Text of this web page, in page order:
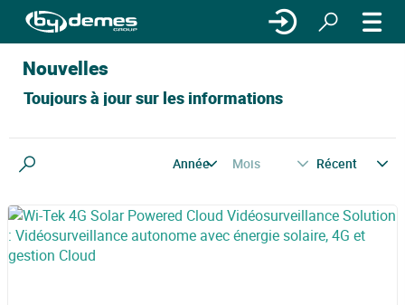
Nouvelles
Toujours à jour sur les informations
Année Mois Récent